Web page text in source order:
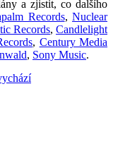
a zjistit, co dalšího
Records,Nuclear
Records, Candlelight
, Century Media
, Sony Music.